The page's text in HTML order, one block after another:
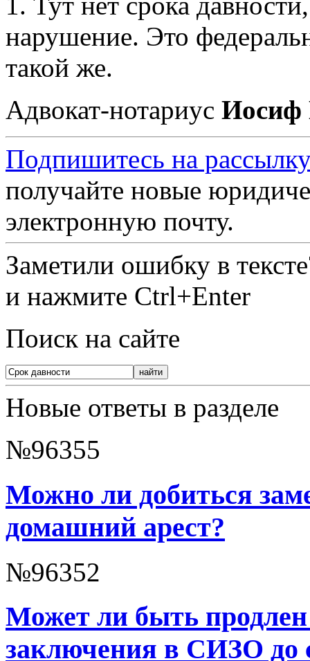
нарушение. Это
такой же.
Адвокат-нотариус Иосиф
Подпишитесь на
получайте новые
электронную почту.
Заметили ошибку в
и нажмите Ctrl+Enter
Поиск на сайте
Новые ответы в разделе
№96355
Можно ли добиться
домашний арест?
№96352
Может ли быть
заключения в СИЗО до